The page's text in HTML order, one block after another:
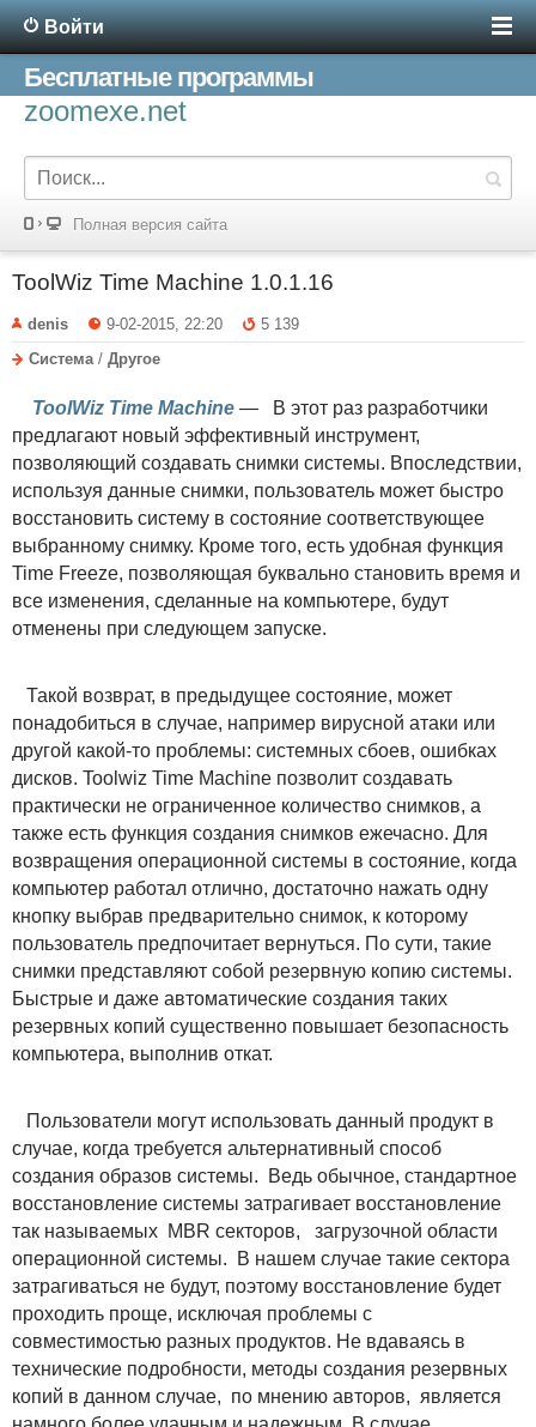
Войти
Бесплатные программы
zoomexe.net
Полная версия сайта
ToolWiz Time Machine 1.0.1.16
denis 9-02-2015, 22:20
5 139
Система / Другое
ToolWiz Time Machine — В этот раз разработчики
предлагают новый эффективный инструмент,
позволяющий создавать снимки системы. Впоследствии,
используя данные снимки, пользователь может быстро
восстановить систему в состояние соответствующее
выбранному снимку. Кроме того, есть удобная функция
Time Freeze, позволяющая буквально становить время и
все изменения, сделанные на компьютере, будут
отменены при следующем запуске.
Такой возврат, в предыдущее состояние, может
понадобиться в случае, например вирусной атаки или
другой какой-то проблемы: системных сбоев, ошибках
дисков. Toolwiz Time Machine позволит создавать
практически не ограниченное количество снимков, а
также есть функция создания снимков ежечасно. Для
возвращения операционной системы в состояние, когда
компьютер работал отлично, достаточно нажать одну
кнопку выбрав предварительно снимок, к которому
пользователь предпочитает вернуться. По сути, такие
снимки представляют собой резервную копию системы.
Быстрые и даже автоматические создания таких
резервных копий существенно повышает безопасность
компьютера, выполнив откат.
Пользователи могут использовать данный продукт в
случае, когда требуется альтернативный способ
создания образов системы. Ведь обычное, стандартное
восстановление системы затрагивает восстановление
так называемых MBR секторов, загрузочной области
операционной системы. В нашем случае такие сектора
затрагиваться не будут, поэтому восстановление будет
проходить проще, исключая проблемы с
совместимостью разных продуктов. Не вдаваясь в
технические подробности, методы создания резервных
копий в данном случае, по мнению авторов, является